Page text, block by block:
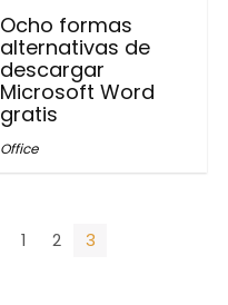
Ocho formas
alternativas de
descargar
Microsoft Word
gratis
Office
1 2 3